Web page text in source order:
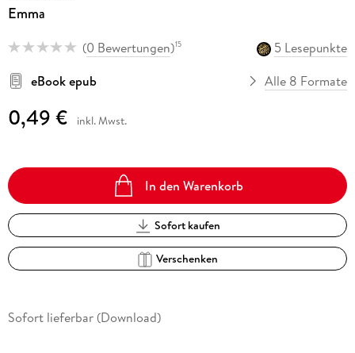
Emma
(0 Bewertungen)15
5 Lesepunkte
eBook epub
Alle 8 Formate
0,49 € inkl. Mwst.
In den Warenkorb
Sofort kaufen
Verschenken
Sofort lieferbar (Download)